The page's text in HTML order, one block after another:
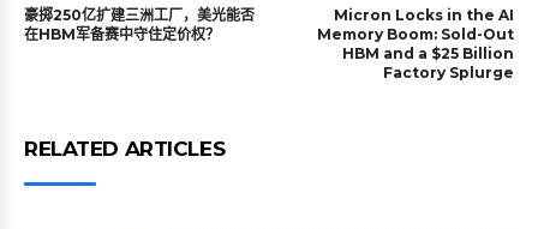
豪掷250亿扩建三洲工厂，美光能否
在HBM军备赛中守住定价权？
Micron Locks in the AI
Memory Boom: Sold-Out
HBM and a $25 Billion
Factory Splurge
RELATED ARTICLES